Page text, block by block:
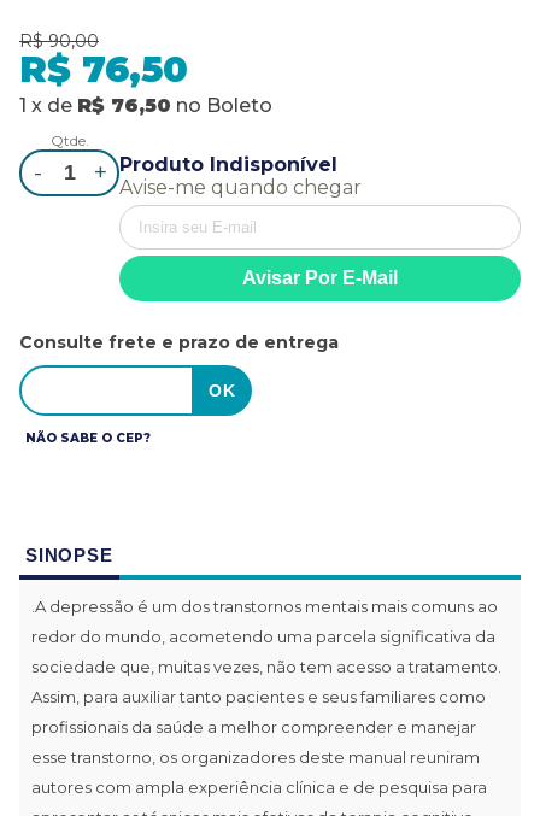
R$ 90,00
R$ 76,50
1 x de R$ 76,50 no Boleto
Qtde.
- +
Produto Indisponível
Avise-me quando chegar
Consulte frete e prazo de entrega
NÃO SABE O CEP?
SINOPSE
.A depressão é um dos transtornos mentais mais comuns ao
redor do mundo, acometendo uma parcela significativa da
sociedade que, muitas vezes, não tem acesso a tratamento.
Assim, para auxiliar tanto pacientes e seus familiares como
profissionais da saúde a melhor compreender e manejar
esse transtorno, os organizadores deste manual reuniram
autores com ampla experiência clínica e de pesquisa para